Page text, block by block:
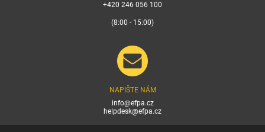
+420 246 056 100
(8:00 - 15:00)
NAPIŠTE NÁM
info@efpa.cz
helpdesk@efpa.cz